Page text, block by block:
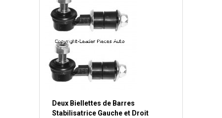
Deux Biellettes de Barres
Stabilisatrice Gauche et Droit